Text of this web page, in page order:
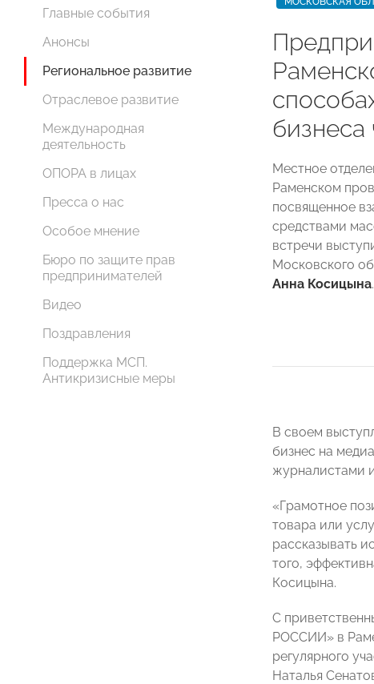
Главные события
Анонсы
Региональное развитие
Отраслевое развитие
Международная
деятельность
ОПОРА в лицах
Пресса о нас
Особое мнение
Бюро по защите прав
предпринимателей
Видео
Поздравления
Поддержка МСП.
Антикризисные меры
Местное
Раменском
посвященное
средствами
встречи
Московского
Анна Косицына.
В своем
бизнес на
журналистами
«Грамотное
товара или
рассказывать
того,
Косицына.
С
РОССИИ» в
регулярного
Наталья